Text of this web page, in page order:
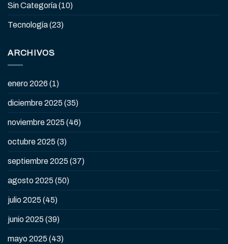
Sin Categoría(10)
Tecnología(23)
ARCHIVOS
enero 2026 (1)
diciembre 2025 (35)
noviembre 2025 (46)
octubre 2025 (3)
septiembre 2025 (37)
agosto 2025 (50)
julio 2025 (45)
junio 2025 (39)
mayo 2025 (43)